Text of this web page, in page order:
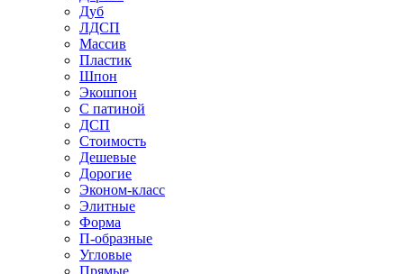
Дуб
ЛДСП
Массив
Пластик
Шпон
Экошпон
С патиной
ДСП
Стоимость
Дешевые
Дорогие
Эконом-класс
Элитные
Форма
П-образные
Угловые
Прямые